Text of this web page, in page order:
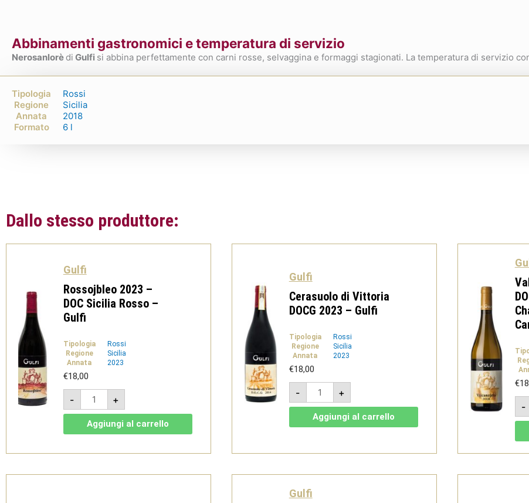
Abbinamenti gastronomici e temperatura di servizio
Nerosanlorè di Gulfi si abbina perfettamente con carni rosse, selvaggina e formaggi stagionati. La temperatura di servizio
Tipologia
Rossi
Regione
Sicilia
Annata
2018
Formato
6 l
Dallo stesso produttore:
Gulfi
Rossojbleo 2023 –
DOC Sicilia Rosso –
Gulfi
Tipologia
Rossi
Regione
Sicilia
Annata
2023
€18,00
-
Rossojbleo
2023
-
DOC
Sicilia
Rosso
Gulfi
+
Aggiungi al carrello
Gulfi
Cerasuolo di Vittoria
DOCG 2023 – Gulfi
Tipologia
Rossi
Regione
Sicilia
Annata
2023
€18,00
-
Cerasuolo
Vittoria
DOCG
2023
-
+
Aggiungi al carrello
€
-
Gulfi